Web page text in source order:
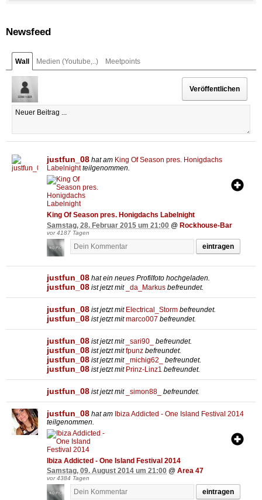
Newsfeed
Wall Medien (Youtube,..) Meetpoints
justfun_08 hat am King Of Season pres. Honigdachs
Labelnightteilgenommen.
King Of Season pres. Honigdachs Labelnight
Samstag, 28. Februar 2015 um 21:00 @ Rockhouse-Bar
vor 4187 Tagen
eintragen
justfun_08 hat ein neues Profilfoto hochgeladen.
justfun_08 ist jetzt mit _da_Markus befreundet.
justfun_08 ist jetzt mit Electrical_Storm befreundet.
justfun_08 ist jetzt mitmarco007 befreundet.
justfun_08 ist jetzt mit _sari90_ befreundet.
justfun_08 ist jetzt mitfpunz befreundet.
justfun_08 ist jetzt mit _michig62_ befreundet.
justfun_08 ist jetzt mit Prinz-Linz1 befreundet.
justfun_08 ist jetzt mit _simon88_ befreundet.
justfun_08 hat am Ibiza Addicted - One Island Festival 2014
teilgenommen.
Ibiza Addicted - One Island Festival 2014
Samstag, 09. August 2014 um 21:00 @ Area 47
vor 4384 Tagen
eintragen